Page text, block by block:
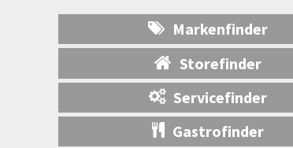
Markenfinder
Storefinder
Servicefinder
Gastrofinder